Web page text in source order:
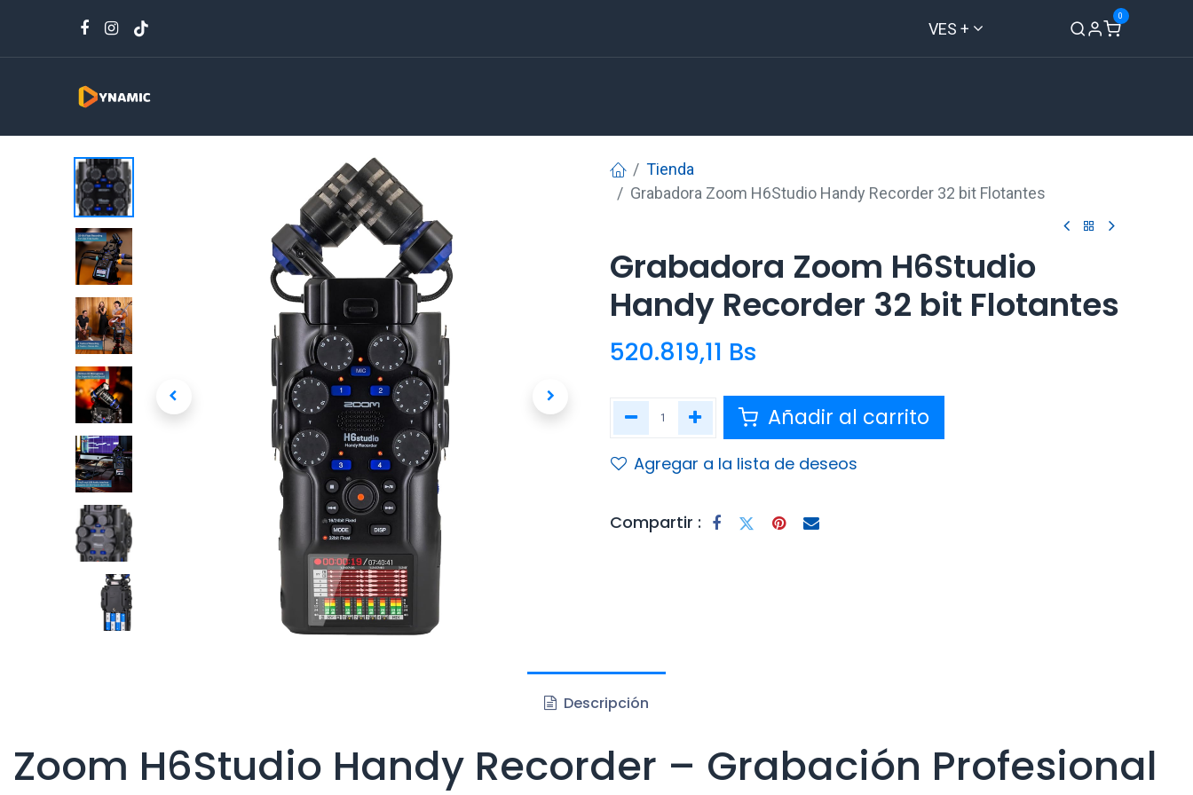
VES +
0
Tienda
Grabadora Zoom H6Studio Handy Recorder 32 bit Flotantes
Grabadora Zoom H6Studio
Handy Recorder 32 bit Flotantes
520.819,11 Bs
Añadir al carrito
Agregar a la lista de deseos
Compartir :
Descripción
Zoom H6Studio Handy Recorder – Grabación Profesional